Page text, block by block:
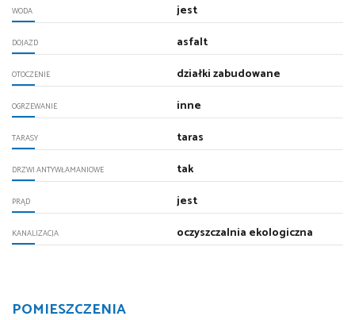
WODA jest
DOJAZD asfalt
OTOCZENIE działki zabudowane
OGRZEWANIE inne
TARASY taras
DRZWI ANTYWŁAMANIOWE tak
PRĄD jest
KANALIZACJA oczyszczalnia ekologiczna
POMIESZCZENIA